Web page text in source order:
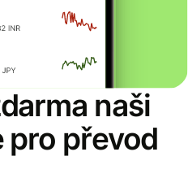
naši
pro převod